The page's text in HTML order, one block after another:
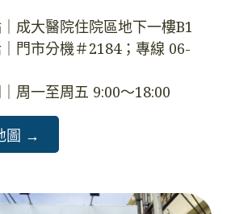
成大醫院住院區地下一樓B1
門市分機＃2184；專線 06-
周一至周五 9:00～18:00
圖 →️